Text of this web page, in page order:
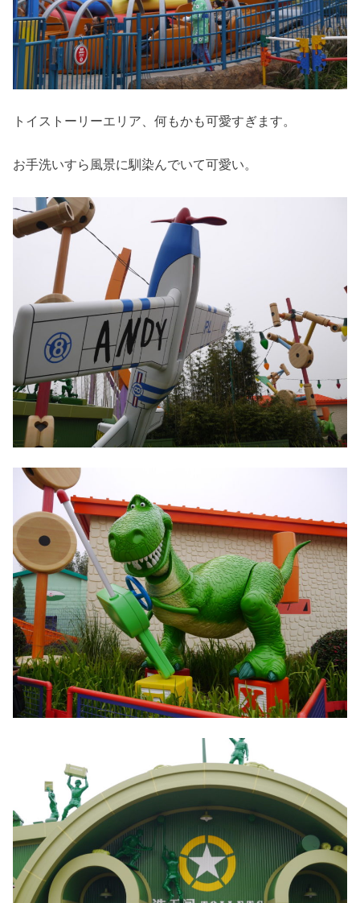
トイストーリーエリア、何もかも可愛すぎます。
お手洗いすら風景に馴染んでいて可愛い。